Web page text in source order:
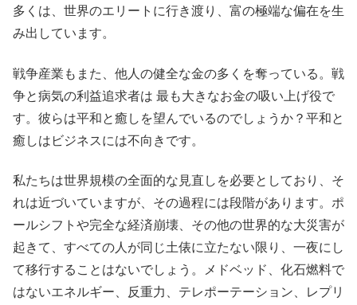
多くは、世界のエリートに行き渡り、富の極端な偏在を生
み出しています。
戦争産業もまた、他人の健全な金の多くを奪っている。戦
争と病気の利益追求者は 最も大きなお金の吸い上げ役で
す。彼らは平和と癒しを望んでいるのでしょうか？平和と
癒しはビジネスには不向きです。
私たちは世界規模の全面的な見直しを必要としており、そ
れは近づいていますが、その過程には段階があります。ポ
ールシフトや完全な経済崩壊、その他の世界的な大災害が
起きて、すべての人が同じ土俵に立たない限り、一夜にし
て移行することはないでしょう。メドベッド、化石燃料で
はないエネルギー、反重力、テレポーテーション、レプリ